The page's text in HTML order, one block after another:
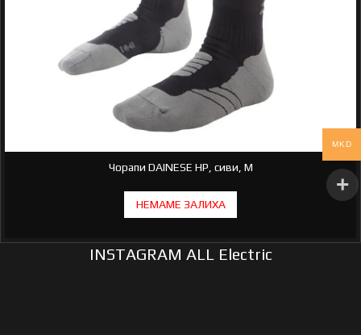
Чорапи DAINESE HP, сиви, M
INSTAGRAM ALL Electric
MKD